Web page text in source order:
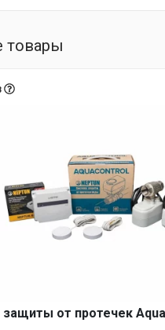
товары
защиты от протечек